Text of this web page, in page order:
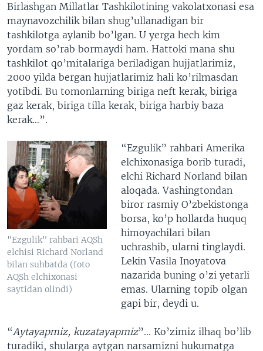
Birlashgan Millatlar Tashkilotining vakolatxonasi esa
maynavozchilik bilan shug’ullanadigan bir
tashkilotga aylanib bo’lgan. U yerga hech kim
yordam so’rab bormaydi ham. Hattoki mana shu
tashkilot qo’mitalariga beriladigan hujjatlarimiz,
2000 yilda bergan hujjatlarimiz hali ko’rilmasdan
yotibdi. Bu tomonlarning biriga neft kerak, biriga
gaz kerak, biriga tilla kerak, biriga harbiy baza
kerak…”.
"Ezgulik" rahbari AQSh
elchisi Richard Norland
bilan suhbatda (foto
AQSh elchixonasi
saytidan olindi)
“Ezgulik” rahbari Amerika
elchixonasiga borib turadi,
elchi Richard Norland bilan
aloqada. Vashingtondan
biror rasmiy O’zbekistonga
borsa, ko’p hollarda huquq
himoyachilari bilan
uchrashib, ularni tinglaydi.
Lekin Vasila Inoyatova
nazarida buning o’zi yetarli
emas. Ularning topib olgan
gapi bir, deydi u.
“Aytayapmiz, kuzatayapmiz”... Ko’zimiz ilhaq bo’lib
turadiki, shularga aytgan narsamizni hukumatga